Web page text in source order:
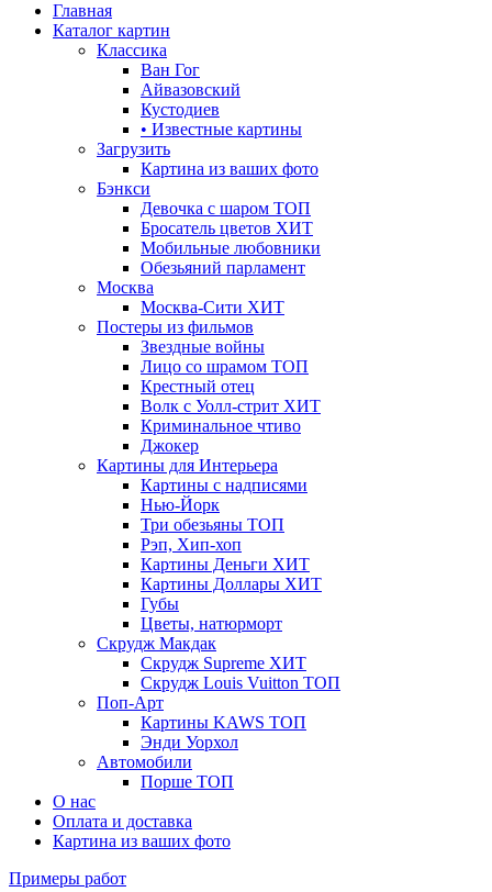
Главная
Каталог картин
Классика
Ван Гог
Айвазовский
Кустодиев
• Известные картины
Загрузить
Картина из ваших фото
Бэнкси
Девочка с шаром ТОП
Бросатель цветов ХИТ
Мобильные любовники
Обезьяний парламент
Москва
Москва-Сити ХИТ
Постеры из фильмов
Звездные войны
Лицо со шрамом ТОП
Крестный отец
Волк с Уолл-стрит ХИТ
Криминальное чтиво
Джокер
Картины для Интерьера
Картины с надписями
Нью-Йорк
Три обезьяны ТОП
Рэп, Хип-хоп
Картины Деньги ХИТ
Картины Доллары ХИТ
Губы
Цветы, натюрморт
Скрудж Макдак
Скрудж Supreme ХИТ
Скрудж Louis Vuitton ТОП
Поп-Арт
Картины KAWS ТОП
Энди Уорхол
Автомобили
Порше ТОП
О нас
Оплата и доставка
Картина из ваших фото
Примеры работ